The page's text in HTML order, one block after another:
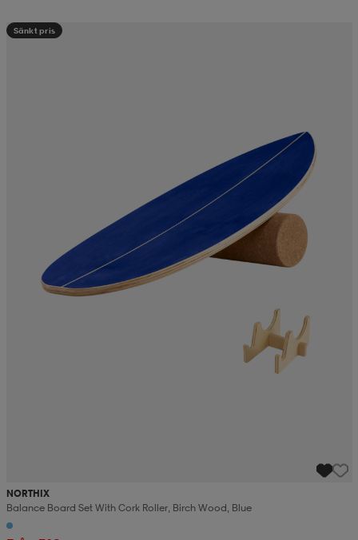
Sänkt pris
NORTHIX
Balance Board Set With Cork Roller, Birch Wood, Blue